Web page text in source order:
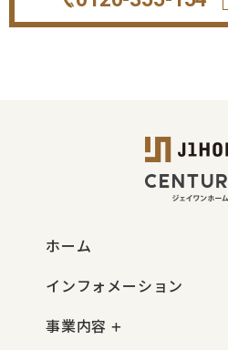
ホーム
インフォメーション
事業内容